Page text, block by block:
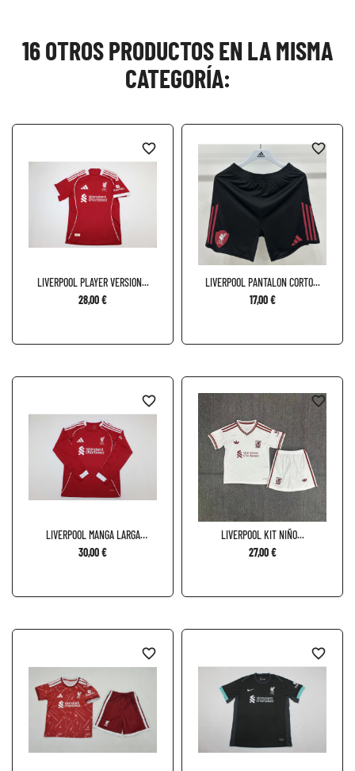
16 OTROS PRODUCTOS EN LA MISMA
CATEGORÍA:
LIVERPOOL PLAYER VERSION...
28,00 €
favorite_border
LIVERPOOL PANTALON CORTO...
17,00 €
favorite_border
LIVERPOOL MANGA LARGA
LOCAL...
30,00 €
favorite_border
LIVERPOOL KIT NIÑO...
27,00 €
favorite_border
favorite_border favorite_border